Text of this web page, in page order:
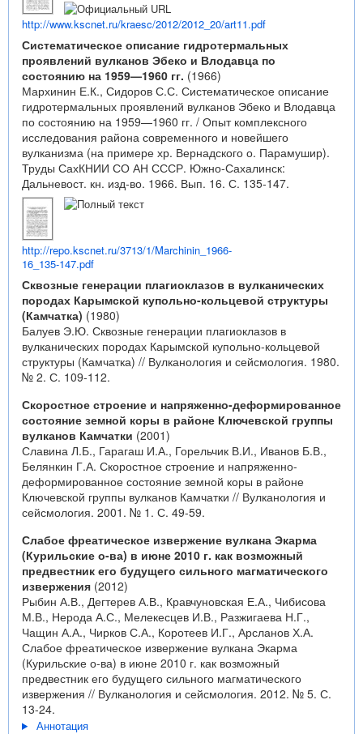
http://www.kscnet.ru/kraesc/2012/2012_20/art11.pdf
Систематическое описание гидротермальных
проявлений вулканов Эбеко и Влодавца по
состоянию на 1959—1960 гг. (1966)
Мархинин Е.К., Сидоров С.С. Систематическое описание
гидротермальных проявлений вулканов Эбеко и Влодавца
по состоянию на 1959—1960 гг. / Опыт комплексного
исследования района современного и новейшего
вулканизма (на примере хр. Вернадского о. Парамушир).
Труды СахКНИИ СО АН СССР. Южно-Сахалинск:
Дальневост. кн. изд-во. 1966. Вып. 16. С. 135-147.
http://repo.kscnet.ru/3713/1/Marchinin_1966-
16_135-147.pdf
Сквозные генерации плагиоклазов в вулканических
породах Карымской купольно-кольцевой структуры
(Камчатка) (1980)
Балуев Э.Ю. Сквозные генерации плагиоклазов в
вулканических породах Карымской купольно-кольцевой
структуры (Камчатка) // Вулканология и сейсмология. 1980.
№ 2. С. 109-112.
Скоростное строение и напряженно-деформированное
состояние земной коры в районе Ключевской группы
вулканов Камчатки (2001)
Славина Л.Б., Гарагаш И.А., Горельчик В.И., Иванов Б.В.,
Белянкин Г.А. Скоростное строение и напряженно-
деформированное состояние земной коры в районе
Ключевской группы вулканов Камчатки // Вулканология и
сейсмология. 2001. № 1. С. 49-59.
Слабое фреатическое извержение вулкана Экарма
(Курильские о-ва) в июне 2010 г. как возможный
предвестник его будущего сильного магматического
извержения (2012)
Рыбин А.В., Дегтерев А.В., Кравчуновская Е.А., Чибисова
М.В., Нерода А.С., Мелекесцев И.В., Разжигаева Н.Г.,
Чащин А.А., Чирков С.А., Коротеев И.Г., Арсланов Х.А.
Слабое фреатическое извержение вулкана Экарма
(Курильские о-ва) в июне 2010 г. как возможный
предвестник его будущего сильного магматического
извержения // Вулканология и сейсмология. 2012. № 5. С.
13-24.
Аннотация